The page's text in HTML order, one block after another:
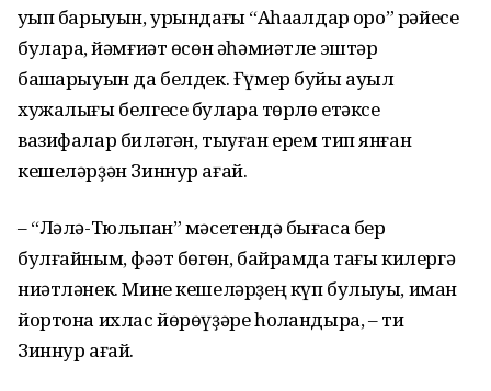
уҡып барыуын, урындағы “Аҡһаҡалдар ҡоро” рәйесе
булараҡ, йәмғиәт өсөн әһәмиәтле эштәр
башҡарыуын да белдек. Ғүмер буйы ауыл
хужалығы белгесе булараҡ төрлө етәксе
вазифалар биләгән, тыуған ерем тип янған
кешеләрҙән Зиннур ағай.
– “Ләлә-Тюльпан” мәсетендә бығаса бер
булғайным, фәҡәт бөгөн, байрамда тағы килергә
ниәтләнек. Мине кешеләрҙең күп булыуы, иман
йортона ихлас йөрөүҙәре һоҡландыра, – ти
Зиннур ағай.